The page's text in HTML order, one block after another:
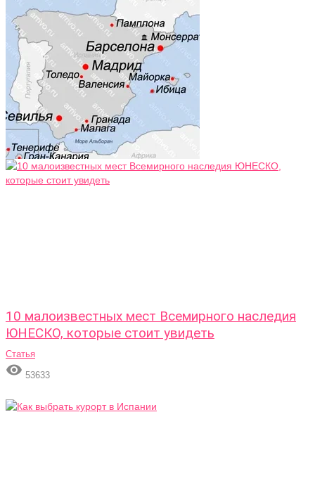
10 малоизвестных мест Всемирного наследия
ЮНЕСКО, которые стоит увидеть
Статья
 53633